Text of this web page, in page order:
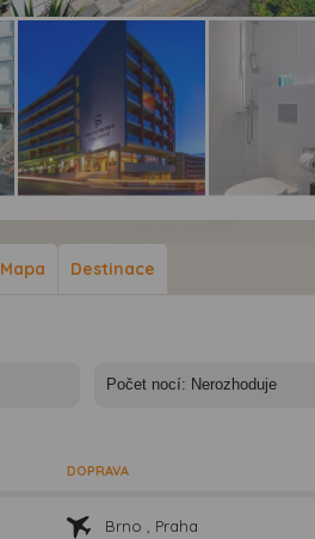
Rhodos - Řecko
Mapa Destinace
DOPRAVA
Brno , Praha